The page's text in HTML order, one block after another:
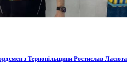
з Тернопільщини Ростислав Ласюта